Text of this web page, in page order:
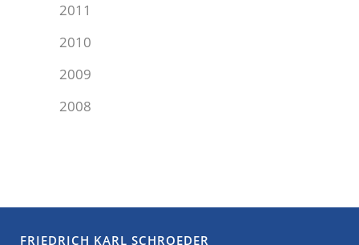
2011
2010
2009
2008
FRIEDRICH KARL SCHROEDER